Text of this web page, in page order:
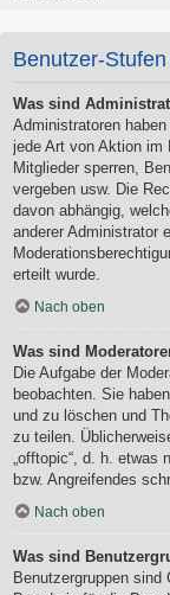
Benutzer-
Was sind
Administratoren
jede Art von Aktion im
Mitglieder sperren,
vergeben usw. Die
davon abhängig,
anderer Administrator
erteilt wurde.
Nach oben
Was sind
Die Aufgabe der
beobachten. Sie
und zu löschen und
zu teilen.
„offtopic“, d. h.
bzw. Angreifendes
Nach oben
Was sind
Benutzergruppen